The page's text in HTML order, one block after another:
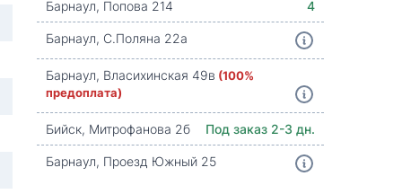
Барнаул, Попова 214
4
Барнаул, С.Поляна 22а
Барнаул, Власихинская 49в (100%
предоплата)
Бийск, Митрофанова 2б
Под заказ 2-3 дн.
Барнаул, Проезд Южный 25